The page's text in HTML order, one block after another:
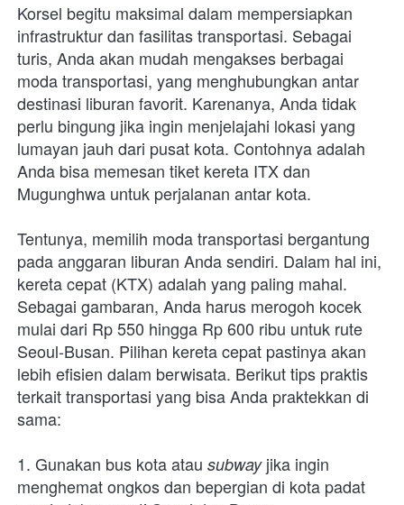
Korsel begitu maksimal dalam mempersiapkan
infrastruktur dan fasilitas transportasi. Sebagai
turis, Anda akan mudah mengakses berbagai
moda transportasi, yang menghubungkan antar
destinasi liburan favorit. Karenanya, Anda tidak
perlu bingung jika ingin menjelajahi lokasi yang
lumayan jauh dari pusat kota. Contohnya adalah
Anda bisa memesan tiket kereta ITX dan
Mugunghwa untuk perjalanan antar kota.
Tentunya, memilih moda transportasi bergantung
pada anggaran liburan Anda sendiri. Dalam hal ini,
kereta cepat (KTX) adalah yang paling mahal.
Sebagai gambaran, Anda harus merogoh kocek
mulai dari Rp 550 hingga Rp 600 ribu untuk rute
Seoul-Busan. Pilihan kereta cepat pastinya akan
lebih efisien dalam berwisata. Berikut tips praktis
terkait transportasi yang bisa Anda praktekkan di
sama:
1. Gunakan bus kota atau subway jika ingin
menghemat ongkos dan bepergian di kota padat